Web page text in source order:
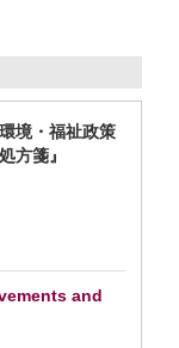
境・福祉政策
方箋』
and